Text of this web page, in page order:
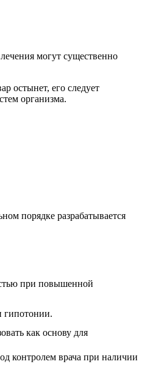
могут существенно
остынет, его следует
организма.
порядке разрабатывается
при повышенной
гипотонии.
как основу для
контролем врача при наличии